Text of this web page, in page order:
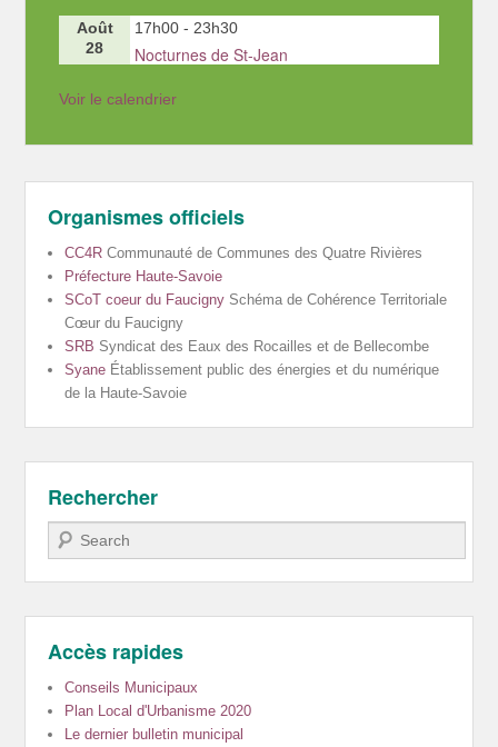
Août
28
17h00 - 23h30
Nocturnes de St-Jean
Voir le calendrier
Organismes officiels
CC4R Communauté de Communes des Quatre Rivières
Préfecture Haute-Savoie
SCoT coeur du Faucigny Schéma de Cohérence Territoriale
Cœur du Faucigny
SRB Syndicat des Eaux des Rocailles et de Bellecombe
Syane Établissement public des énergies et du numérique
de la Haute-Savoie
Rechercher
Recherche
Accès rapides
Conseils Municipaux
Plan Local d'Urbanisme 2020
Le dernier bulletin municipal